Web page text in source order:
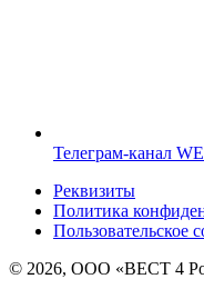
Телеграм-канал
Реквизиты
Политика
Пользовательское
© 2026, ООО «ВЕСТ 4